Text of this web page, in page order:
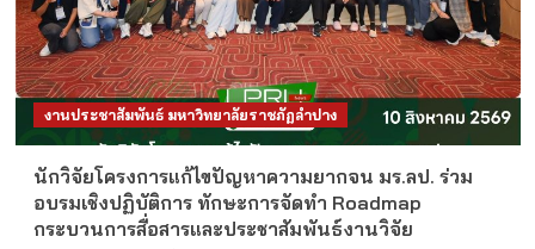
งานประชาสัมพันธ์ มหาวิทยาลัยราชภัฏลำปาง
นักวิจัยโครงการแก้ไขปัญหาความยากจน มร.ลป. ร่วม
อบรมเชิงปฏิบัติการ ทักษะการจัดทำ Roadmap
กระบวนการสื่อสารและประชาสัมพันธ์งานวิจัย